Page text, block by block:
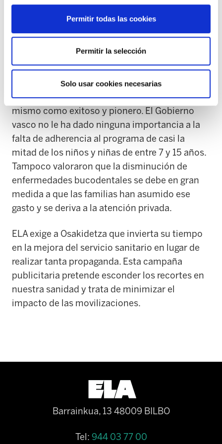
Permitir todas las cookies
Permitir la selección
Solo usar cookies necesarias
ofrece soluciones con vacunas recomendadas
De nuevo, ayer, en este caso el Lehendakaria
Urkullu, el Gobierno vasco celebró ante los
medios de prensa los 25 años del Programa de
Asistencia Dental Infantil (PADI), marcando el
mismo como exitoso y pionero. El Gobierno
vasco no le ha dado ninguna importancia a la
falta de adherencia al programa de casi la
mitad de los niños y niñas de entre 7 y 15 años.
Tampoco valoraron que la disminución de
enfermedades bucodentales se debe en gran
medida a que las familias han asumido ese
gasto y se deriva a la atención privada.
ELA exige a Osakidetza que invierta su tiempo
en la mejora del servicio sanitario en lugar de
realizar tanta propaganda. Esta campaña
publicitaria pretende esconder los recortes en
nuestra sanidad y trata de minimizar el
impacto de las movilizaciones.
Barrainkua, 13 48009 BILBO
Tel: 944 03 77 00